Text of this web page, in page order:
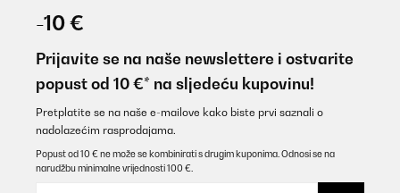
-10 €
Prijavite se na naše newslettere i ostvarite
popust od 10 €* na sljedeću kupovinu!
Pretplatite se na naše e-mailove kako biste prvi saznali o
nadolazećim rasprodajama.
Popust od 10 € ne može se kombinirati s drugim kuponima. Odnosi se na
narudžbu minimalne vrijednosti 100 €.